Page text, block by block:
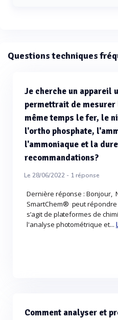
Questions techniques
Je cherche un appareil
permettrait de mesurer
même temps le fer, le
l'ortho phosphate,
l'ammoniaque et la
recommandations?
Le 28/06/2022 - 1réponse
Dernière réponse : Bonjour,
SmartChem® peut
s’agit de plateformes de
l'analyse photométrique et...
Comment analyser et